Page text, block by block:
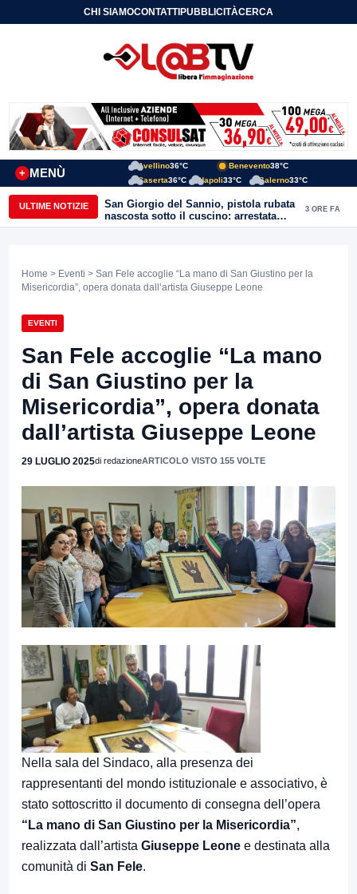
CHI SIAMOCONTATTIPUBBLICITÀCERCA
MENÙ
+
Avellino36°C Benevento38°C
Caserta36°C Napoli33°C Salerno33°C
ULTIME NOTIZIE
San Giorgio del Sannio, pistola rubata
nascosta sotto il cuscino: arrestata
51enne
3 ORE FA
Home > Eventi > San Fele accoglie “La mano di San Giustino per la
Misericordia”, opera donata dall’artista Giuseppe Leone
EVENTI
San Fele accoglie “La mano
di San Giustino per la
Misericordia”, opera donata
dall’artista Giuseppe Leone
29 LUGLIO 2025di redazioneARTICOLO VISTO 155 VOLTE
Nella sala del Sindaco, alla presenza dei
rappresentanti del mondo istituzionale e associativo, è
stato sottoscritto il documento di consegna dell’opera
“La mano di San Giustino per la Misericordia”,
realizzata dall’artista Giuseppe Leone e destinata alla
comunità di San Fele.